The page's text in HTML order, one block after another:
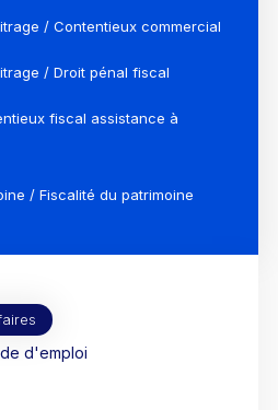
/ Contentieux commercial
/ Droit pénal fiscal
fiscal assistance à
/ Fiscalité du patrimoine
d'emploi